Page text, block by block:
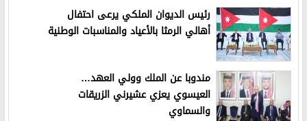
رئيس الديوان الملكي يرعى احتفال
أهالي الرمثا بالأعياد والمناسبات الوطنية
مندوبا عن الملك وولي العهد…
العيسوي يعزي عشيرني الزريقات
والسماوي